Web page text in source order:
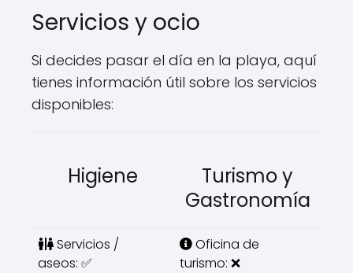
Servicios y ocio
Si decides pasar el día en la playa, aquí
tienes información útil sobre los servicios
disponibles:
Higiene
Turismo y
Gastronomía
Servicios /
aseos: ✅
Oficina de
turismo: ❌